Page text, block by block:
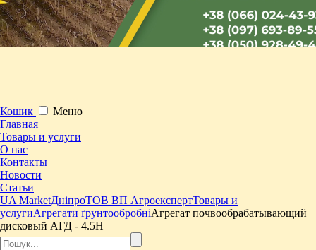
Кошик
Меню
Главная
Товары и услуги
О нас
Контакты
Новости
Статьи
UA MarketДніпроТОВ ВП АгроекспертТовары и
услугиАгрегати ґрунтообробніАгрегат почвообрабатывающий
дисковый АГД - 4.5Н